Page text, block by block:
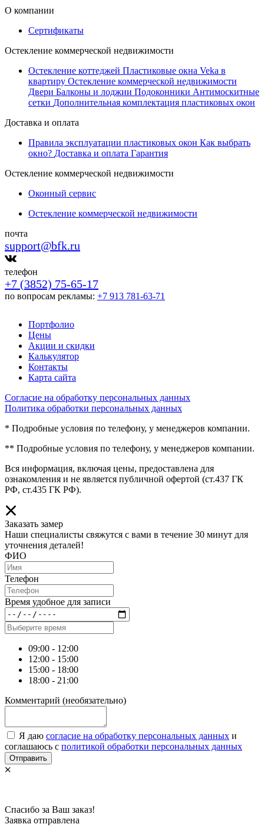
О компании
Сертификаты
Остекление коммерческой недвижимости
Остекление коттеджей Пластиковые окна Veka в
квартиру Остекление коммерческой недвижимости
Двери Балконы и лоджии Подоконники Антимоскитные
сетки Дополнительная комплектация пластиковых окон
Доставка и оплата
Правила эксплуатации пластиковых окон Как выбрать
окно? Доставка и оплата Гарантия
Остекление коммерческой недвижимости
Оконный сервис
Остекление коммерческой недвижимости
почта
support@bfk.ru
телефон
+7 (3852) 75-65-17
по вопросам рекламы: +7 913 781-63-71
Портфолио
Цены
Акции и скидки
Калькулятор
Контакты
Карта сайта
Согласие на обработку персональных данных
Политика обработки персональных данных
* Подробные условия по телефону, у менеджеров компании.
** Подробные условия по телефону, у менеджеров компании.
Вся информация, включая цены, предоставлена для
ознакомления и не является публичной офертой (ст.437 ГК
РФ, ст.435 ГК РФ).
Заказать замер
Наши специалисты свяжутся с вами в течение 30 минут для
уточнения деталей!
ФИО
Телефон
Время удобное для записи
09:00 - 12:00
12:00 - 15:00
15:00 - 18:00
18:00 - 21:00
Комментарий (необязательно)
Я даю согласие на обработку персональных данных и
соглашаюсь с политикой обработки персональных данных
Отправить
Спасибо за Ваш заказ!
Заявка отправлена